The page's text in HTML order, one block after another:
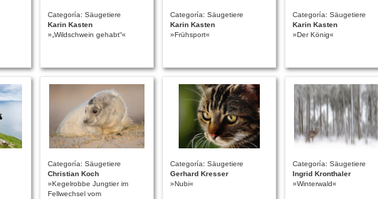
Categoría: Säugetiere
Karin Kasten
»„Wildschwein gehabt“«
Categoría: Säugetiere
Karin Kasten
»Frühsport«
Categoría: Säugetiere
Karin Kasten
»Der König«
Categoría: Säugetiere
Christian Koch
»Kegelrobbe Jungtier im
Fellwechsel vom
Categoría: Säugetiere
Gerhard Kresser
»Nubi«
Categoría: Säugetiere
Ingrid Kronthaler
»Winterwald«